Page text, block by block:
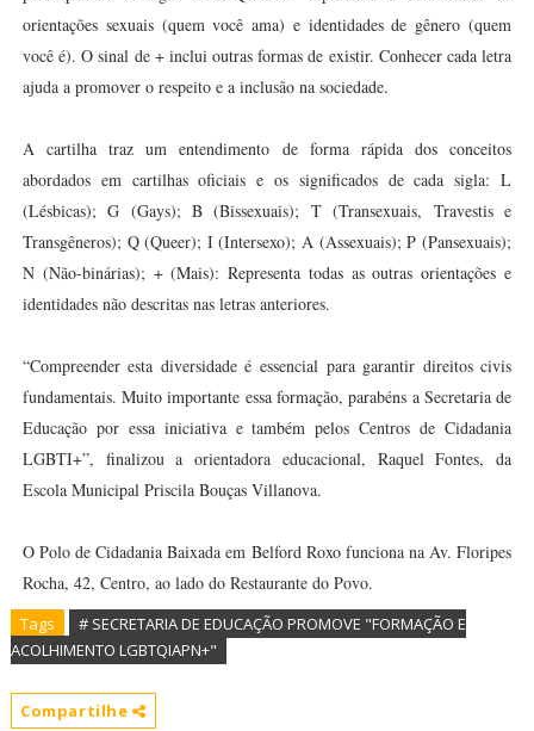
orientações sexuais (quem você ama) e identidades de gênero (quem
você é). O sinal de + inclui outras formas de existir. Conhecer cada letra
ajuda a promover o respeito e a inclusão na sociedade.
A cartilha traz um entendimento de forma rápida dos conceitos
abordados em cartilhas oficiais e os significados de cada sigla: L
(Lésbicas); G (Gays); B (Bissexuais); T (Transexuais, Travestis e
Transgêneros); Q (Queer); I (Intersexo); A (Assexuais); P (Pansexuais);
N (Não-binárias); + (Mais): Representa todas as outras orientações e
identidades não descritas nas letras anteriores.
“Compreender esta diversidade é essencial para garantir direitos civis
fundamentais. Muito importante essa formação, parabéns a Secretaria de
Educação por essa iniciativa e também pelos Centros de Cidadania
LGBTI+”, finalizou a orientadora educacional, Raquel Fontes, da
Escola Municipal Priscila Bouças Villanova.
O Polo de Cidadania Baixada em Belford Roxo funciona na Av. Floripes
Rocha, 42, Centro, ao lado do Restaurante do Povo.
Tags
# SECRETARIA DE EDUCAÇÃO PROMOVE "FORMAÇÃO E
ACOLHIMENTO LGBTQIAPN+"
Compartilhe